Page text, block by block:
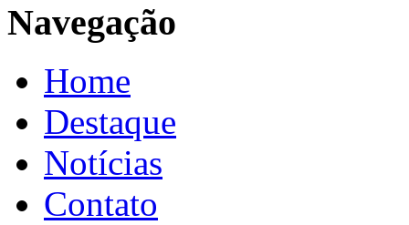
Navegação
Home
Destaque
Notícias
Contato